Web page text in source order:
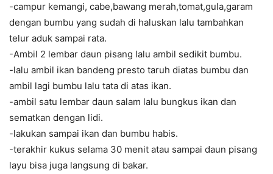
-campur kemangi, cabe,bawang merah,tomat,gula,garam
dengan bumbu yang sudah di haluskan lalu tambahkan
telur aduk sampai rata.
-Ambil 2 lembar daun pisang lalu ambil sedikit bumbu.
-lalu ambil ikan bandeng presto taruh diatas bumbu dan
ambil lagi bumbu lalu tata di atas ikan.
-ambil satu lembar daun salam lalu bungkus ikan dan
sematkan dengan lidi.
-lakukan sampai ikan dan bumbu habis.
-terakhir kukus selama 30 menit atau sampai daun pisang
layu bisa juga langsung di bakar.